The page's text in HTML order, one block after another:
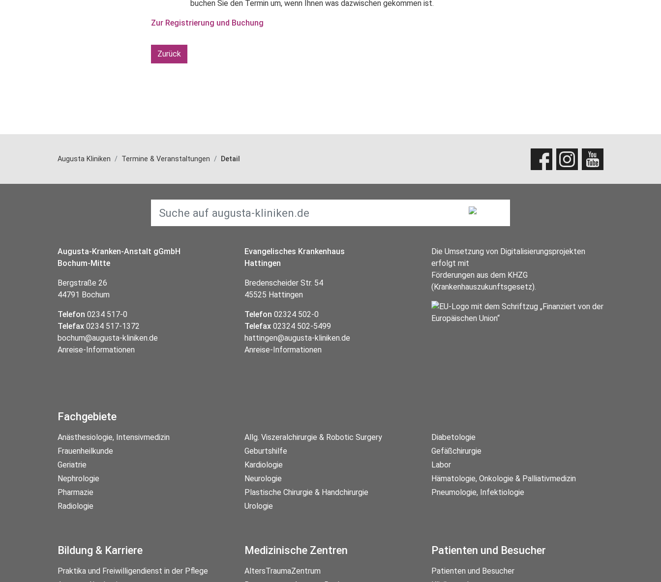
buchen Sie den Termin um, wenn Ihnen was dazwischen gekommen ist.
Zur Registrierung und Buchung
Zurück
Augusta Kliniken Termine & Veranstaltungen Detail
Augusta-Kranken-Anstalt gGmbH
Bochum-Mitte
Bergstraße 26
44791 Bochum
Telefon 0234 517-0
Telefax 0234 517-1372
bochum@augusta-kliniken.de
Anreise-Informationen
Evangelisches Krankenhaus
Hattingen
Bredenscheider Str. 54
45525 Hattingen
Telefon 02324 502-0
Telefax02324 502-5499
hattingen@augusta-kliniken.de
Anreise-Informationen
Die Umsetzung von Digitalisierungsprojekten
erfolgt mit
Förderungen aus dem KHZG
(Krankenhauszukunftsgesetz).
Fachgebiete
Anästhesiologie, Intensivmedizin Allg. Viszeralchirurgie & Robotic Surgery
Diabetologie
Frauenheilkunde
Geburtshilfe
Gefäßchirurgie
Geriatrie
Kardiologie
Labor
Nephrologie
Neurologie
Hämatologie, Onkologie & Palliativmedizin
Pharmazie
Plastische Chirurgie & Handchirurgie
Pneumologie, Infektiologie
Radiologie
Urologie
Bildung & Karriere
Praktika und Freiwilligendienst in der Pflege
Medizinische Zentren
AltersTraumaZentrum
Patienten und Besucher
Patienten und Besucher